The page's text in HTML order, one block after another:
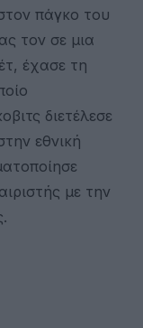
πάγκο του
τον σε μια
έχασε τη
διετέλεσε
εθνική
με την